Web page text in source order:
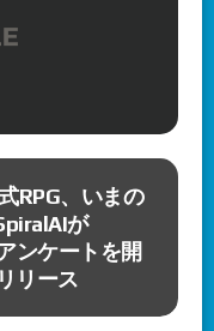
RPG、いまの
が
ンケートを開
リース